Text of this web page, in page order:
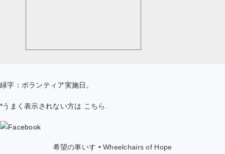
緑字：ボランティア実施日。
*うまく表示されない方は こちら
希望の車いす • Wheelchairs of Hope